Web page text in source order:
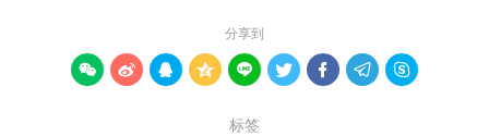
分享到
        
标签